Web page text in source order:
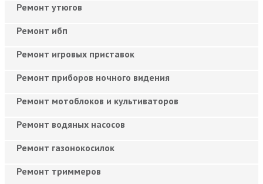
Ремонт утюгов
Ремонт ибп
Ремонт игровых приставок
Ремонт приборов ночного видения
Ремонт мотоблоков и культиваторов
Ремонт водяных насосов
Ремонт газонокосилок
Ремонт триммеров